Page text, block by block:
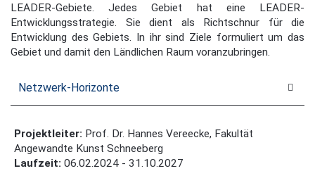
LEADER-Gebiete. Jedes Gebiet hat eine LEADER-
Entwicklungsstrategie. Sie dient als Richtschnur für die
Entwicklung des Gebiets. In ihr sind Ziele formuliert um das
Gebiet und damit den Ländlichen Raum voranzubringen.
Netzwerk-Horizonte
Projektleiter: Prof. Dr. Hannes Vereecke, Fakultät
Angewandte Kunst Schneeberg
Laufzeit: 06.02.2024 - 31.10.2027